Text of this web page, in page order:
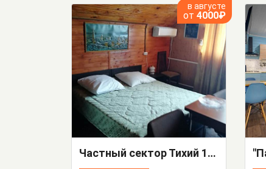
в августе
от 4000₽
Частный сектор Тихий 1/А